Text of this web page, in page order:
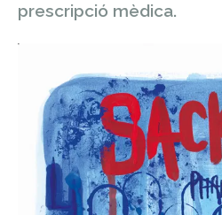
prescripció mèdica.